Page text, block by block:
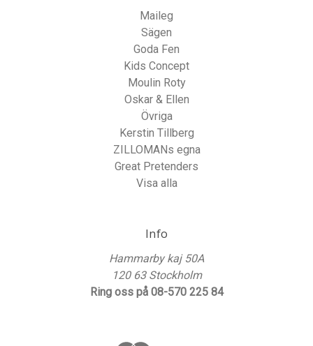
Maileg
Sägen
Goda Fen
Kids Concept
Moulin Roty
Oskar & Ellen
Övriga
Kerstin Tillberg
ZILLOMANs egna
Great Pretenders
Visa alla
Info
Hammarby kaj 50A
120 63 Stockholm
Ring oss på 08-570 225 84